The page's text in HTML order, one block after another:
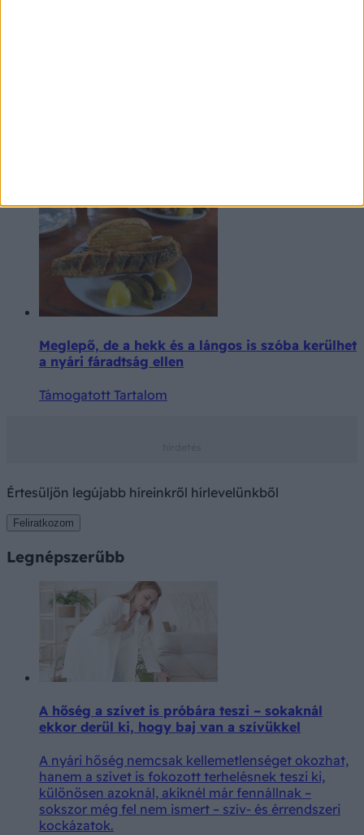
Meglepő, de a hekk és a lángos is szóba kerülhet
a nyári fáradtság ellen
Támogatott Tartalom
Értesüljön legújabb híreinkről hírlevelünkből
Feliratkozom
Legnépszerűbb
A hőség a szívet is próbára teszi – sokaknál
ekkor derül ki, hogy baj van a szívükkel
A nyári hőség nemcsak kellemetlenséget okozhat,
hanem a szívet is fokozott terhelésnek teszi ki,
különösen azoknál, akiknél már fennállnak –
sokszor még fel nem ismert – szív- és érrendszeri
kockázatok.